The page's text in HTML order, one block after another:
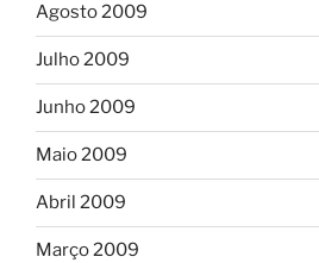
Agosto 2009
Julho 2009
Junho 2009
Maio 2009
Abril 2009
Março 2009